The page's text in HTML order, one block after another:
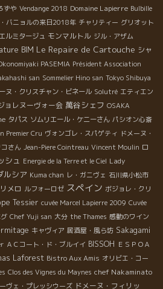
ずや Vendange 2018 Domaine Lapierre Bulbille
バニョルの来日2018年 チャリティー グリオット
エルミタージュ モンマルトル ジル・アザム
BIM Le Repaire de Cartouche シャ
PASEMIA Président Association
san Sommelier Hino san Tokyo Shibuya
ヌ・クリスチャン・ビネール Solutré エティエン
レヌーヴォー会 萬谷シェフ OSAKA
タパス ソムリエール・ケニーさん パシオン心斎
Premier Cru ヴォンゴレ・スパゲティ ドメーヌ・
さん Jean-Piere Cointreau Vincent Moulin ロ
シュ Energie de la Terre et le Ciel Lady
ルシア Kuma chan レ・ガニヴェ 石川県小松市
メロ ルフォーロゼ スペイン ボジョレ・クリ
Tessier cuvée Marcel Lapierre 2009 Cuvée
Chef Yuji san 大分 the Thames 感動のワイン
キャヴィア 居酒屋・風ら坊 Sakagami
ＡＣコート・ド・ブルイイ BISSOH ＥＳＰＯＡ
Laforest Bistro Aux Amis オリビエ・コー
Clos des Vignes du Maynes chef Nakaminato
ヴェ・プレッシウーズ ドメーヌ・フィリッ